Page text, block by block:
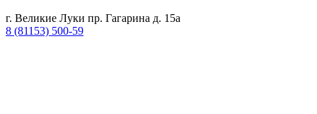
г. Великие Луки пр. Гагарина д. 15а
8 (81153) 500-59